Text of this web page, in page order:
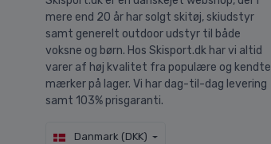
mere end 20 år har solgt skitøj, skiudstyr
samt generelt outdoor udstyr til både
voksne og børn. Hos Skisport.dk har vi altid
varer af høj kvalitet fra populære og kendte
mærker på lager. Vi har dag-til-dag levering
samt 103% prisgaranti.
Danmark (DKK)